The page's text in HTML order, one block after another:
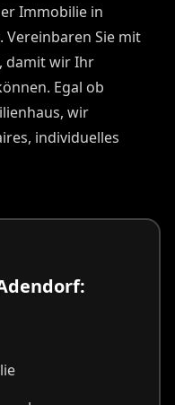
Immobilie in
Sie mit
damit wir Ihr
Egal ob
wir
individuelles